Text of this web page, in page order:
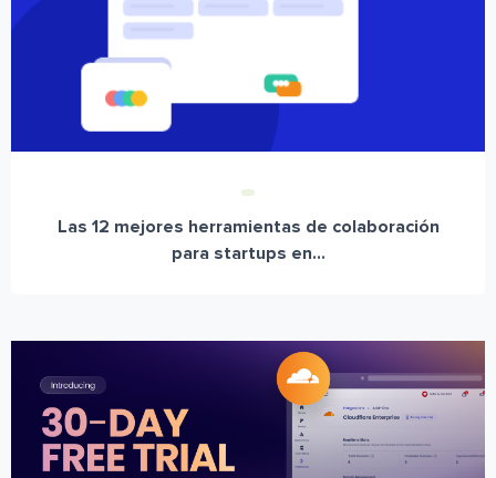
Las 12 mejores herramientas de colaboración
para startups en...